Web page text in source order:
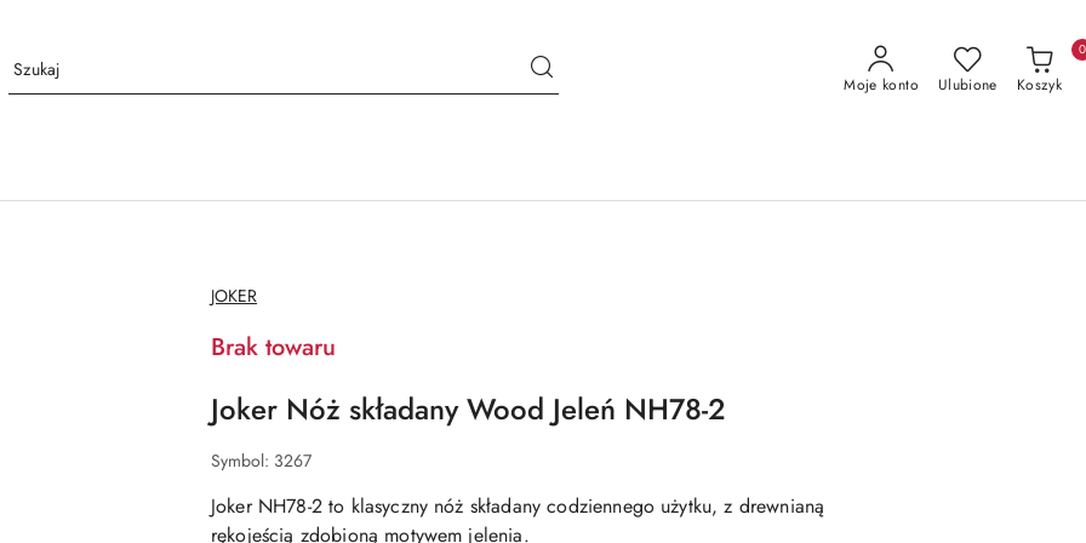
Moje konto Ulubione Koszyk
0
NAZWA
PRODUCENTA:
JOKER
Brak towaru
Joker Nóż składany Wood Jeleń NH78-2
Symbol: 3267
Joker NH78-2to klasyczny nóż składany codziennego użytku, z drewnianą
rękojeścią zdobioną motywem jelenia.